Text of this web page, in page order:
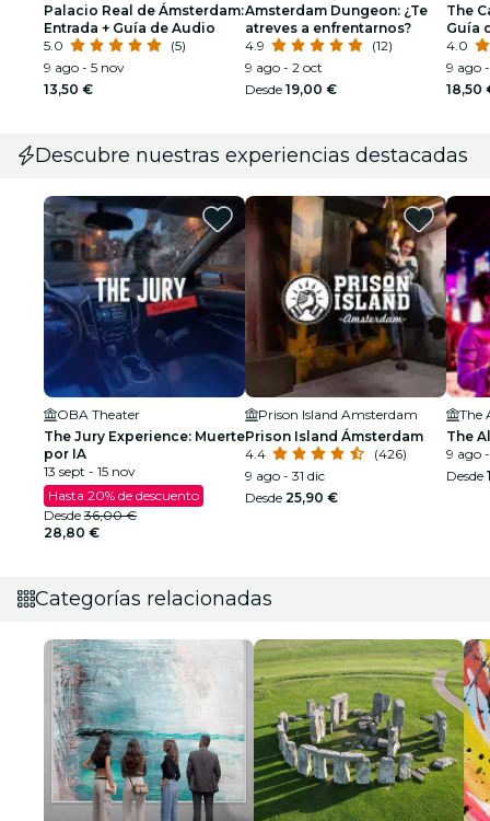
Palacio Real de Ámsterdam:
Entrada + Guía de Audio
5.0
(5)
9 ago - 5 nov
13,50 €
Amsterdam Dungeon: ¿Te
atreves a enfrentarnos?
4.9
(12)
9 ago - 2 oct
Desde 19,00 €
The
Guía
4.0
9 ago
18,50
Descubre nuestras experiencias destacadas
OBA Theater
The Jury Experience: Muerte
por IA
13 sept - 15 nov
Hasta 20% de descuento
Desde 36,00 €
28,80 €
Prison Island Amsterdam
Prison Island Ámsterdam
4.4
(426)
9 ago - 31 dic
Desde 25,90 €
The
The
9 ago
Desde
Categorías relacionadas